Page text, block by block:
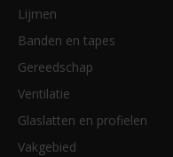
Lijmen
Banden en tapes
Gereedschap
Ventilatie
Glaslatten en profielen
Vakgebied